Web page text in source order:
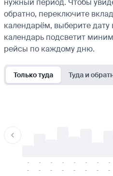
обратно, переключите
календарём, выберите
календарь подсветит
рейсы по каждому дню.
Только туда Туда и
-
-
-
-
-
-
-
-
-
-
-
-
-
-
-
-